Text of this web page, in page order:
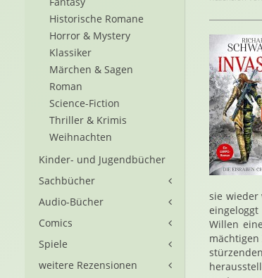
sie wieder
Willen
Historische Romane
Horror & Mystery
Klassiker
Märchen & Sagen
Roman
Science-Fiction
Thriller & Krimis
Weihnachten
Kinder- und Jugendbücher
Sachbücher
Audio-Bücher
Comics
Spiele
weitere Rezensionen